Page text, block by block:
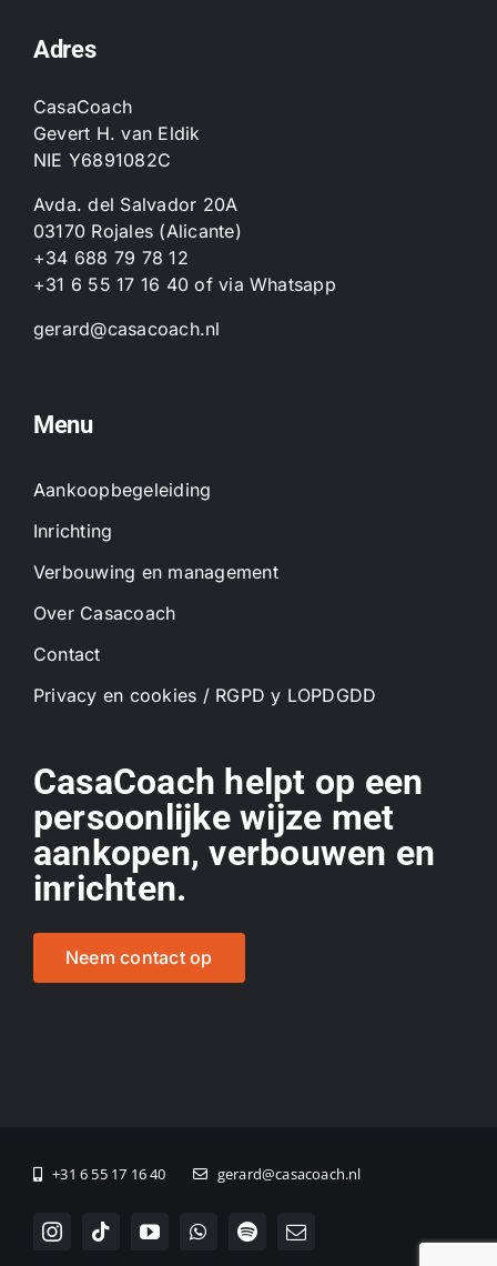
Adres
CasaCoach
Gevert H. van Eldik
NIE Y6891082C
Avda. del Salvador 20A
03170 Rojales (Alicante)
+34 688 79 78 12
+31 6 55 17 16 40 ofvia Whatsapp
gerard@casacoach.nl
Menu
Aankoopbegeleiding
Inrichting
Verbouwing en management
Over Casacoach
Contact
Privacy en cookies / RGPD y LOPDGDD
CasaCoach helpt op een
persoonlijke wijze met
aankopen, verbouwen en
inrichten.
Neem contact op
+31 6 55 17 16 40 gerard@casacoach.nl